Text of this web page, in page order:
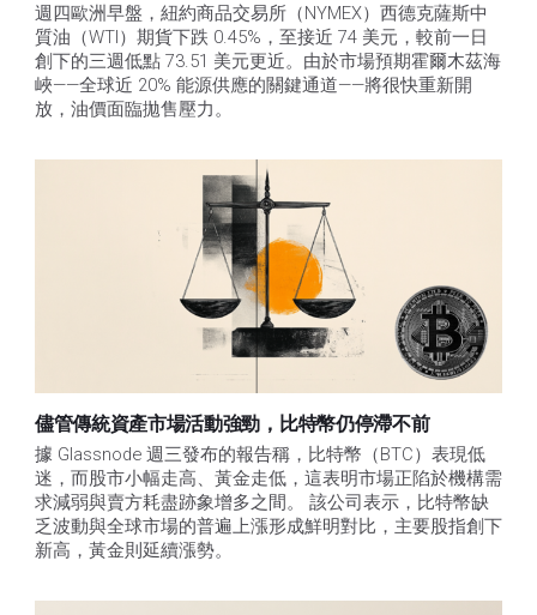
週四歐洲早盤，紐約商品交易所（NYMEX）西德克薩斯中
質油（WTI）期貨下跌 0.45%，至接近 74 美元，較前一日
創下的三週低點 73.51 美元更近。由於市場預期霍爾木茲海
峽——全球近 20% 能源供應的關鍵通道——將很快重新開
放，油價面臨拋售壓力。
儘管傳統資產市場活動強勁，比特幣仍停滯不前
據 Glassnode 週三發布的報告稱，比特幣（BTC）表現低
迷，而股市小幅走高、黃金走低，這表明市場正陷於機構需
求減弱與賣方耗盡跡象增多之間。 該公司表示，比特幣缺
乏波動與全球市場的普遍上漲形成鮮明對比，主要股指創下
新高，黃金則延續漲勢。